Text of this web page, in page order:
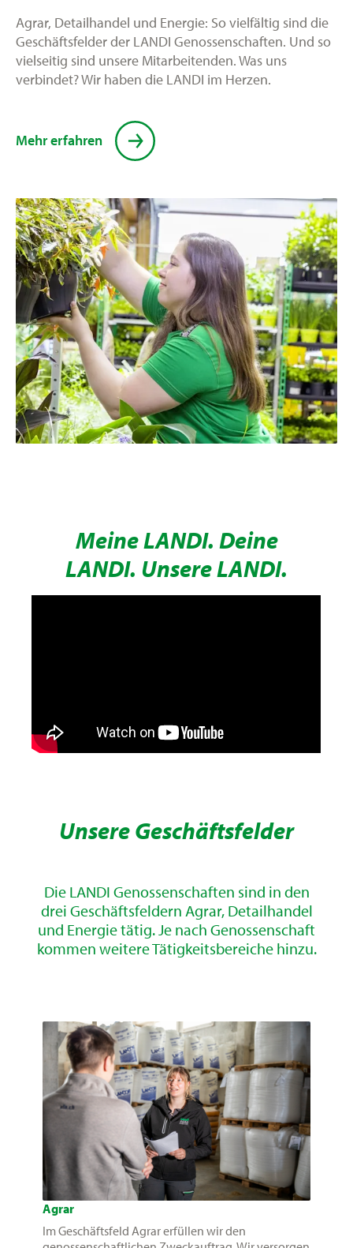
Agrar, Detailhandel und Energie: So vielfältig sind die
Geschäftsfelder der LANDI Genossenschaften. Und so
vielseitig sind unsere Mitarbeitenden. Was uns
verbindet? Wir haben die LANDI im Herzen.
Mehr erfahren
Meine LANDI. Deine
LANDI. Unsere LANDI.
Unsere Geschäftsfelder
Die LANDI Genossenschaften sind in den
drei Geschäftsfeldern Agrar, Detailhandel
und Energie tätig. Je nach Genossenschaft
kommen weitere Tätigkeitsbereiche hinzu.
Agrar
Im Geschäftsfeld Agrar erfüllen wir den